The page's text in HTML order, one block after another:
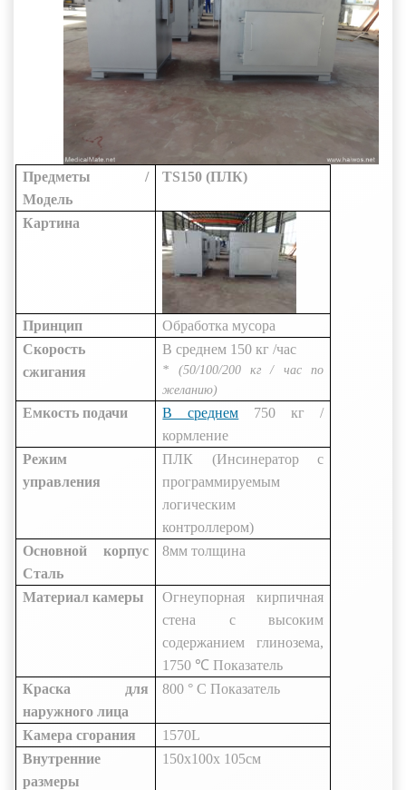
Предметы /
Модель
TS150 (ПЛК)
Картина
Принцип Обработка мусора
Скорость
сжигания
В среднем 150 кг /час
* (50/100/200 кг / час по
желанию)
Емкость подачи В среднем 750 кг
/
кормление
Режим
управления
ПЛК (Инсинератор с
программируемым
логическим
контроллером)
Основной корпус
Сталь
8мм толщина
Материал камеры
Огнеупорная кирпичная
стена с высоким
содержанием глинозема,
1750 ℃ Показатель
Краска для
наружного лица
800 ° С Показатель
Камера сгорания
1570L
Внутренние
размеры
150x100x 105см